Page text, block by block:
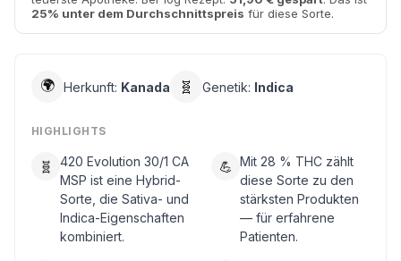
25% unter dem Durchschnittspreis für diese Sorte.
🌍 Herkunft: Kanada 🧬 Genetik: Indica
HIGHLIGHTS
🧬
420 Evolution 30/1 CA
MSP ist eine Hybrid-
Sorte, die Sativa- und
Indica-Eigenschaften
kombiniert.
💪 Mit 28 % THC zählt
diese Sorte zu den
stärksten Produkten
— für erfahrene
Patienten.